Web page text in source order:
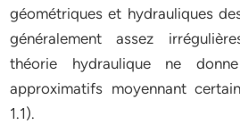
géométriques et hydrauliques
généralement assez
théorie hydraulique ne
approximatifs moyennant
1.1).